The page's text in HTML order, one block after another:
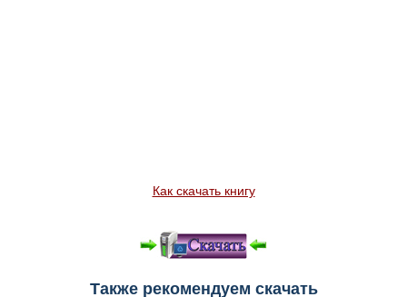
Как скачать книгу
Также рекомендуем скачать